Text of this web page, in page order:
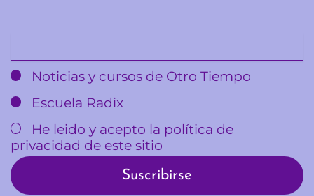
Noticias y cursos de Otro Tiempo
Escuela Radix
He leido y acepto la política de
privacidad de este sitio